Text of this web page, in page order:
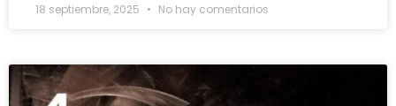
18 septiembre, 2025 No hay comentarios